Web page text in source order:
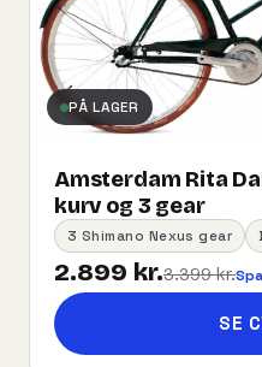
PÅ LAGER
Amsterdam Rita
kurv og 3 gear
3 Shimano Nexus gear
2.899 kr.3.399 kr.
SE